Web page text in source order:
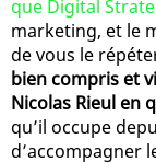
que Digital
marketing, et le
de vous le
bien compris et
Nicolas Rieul en
qu’il occupe
d’accompagner